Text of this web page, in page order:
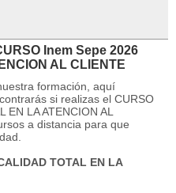
Inem Sepe 2026
AL CLIENTE
formación, aquí
si realizas el CURSO
LA ATENCION AL
a distancia para que
TOTAL EN LA